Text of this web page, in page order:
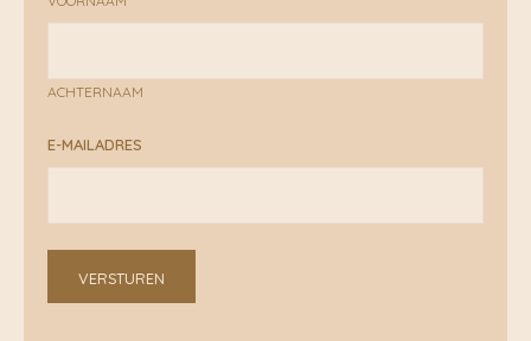
ACHTERNAAM
E-MAILADRES
VERSTUREN